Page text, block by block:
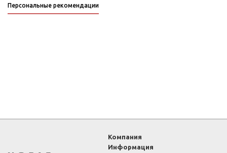
Персональные рекомендации
Компания
Информация